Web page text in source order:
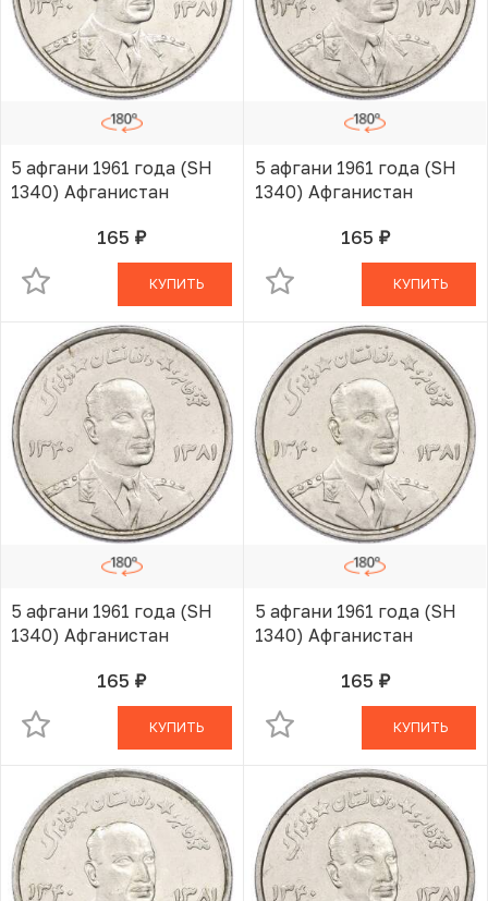
5 афгани 1961 года (SH
1340) Афганистан
165 руб.В КОРЗИНЕ
КУПИТЬ
5 афгани 1961 года (SH
1340) Афганистан
165 руб.В КОРЗИНЕ
КУПИТЬ
5 афгани 1961 года (SH
1340) Афганистан
165 руб.В КОРЗИНЕ
КУПИТЬ
5 афгани 1961 года (SH
1340) Афганистан
165 руб.В КОРЗИНЕ
КУПИТЬ